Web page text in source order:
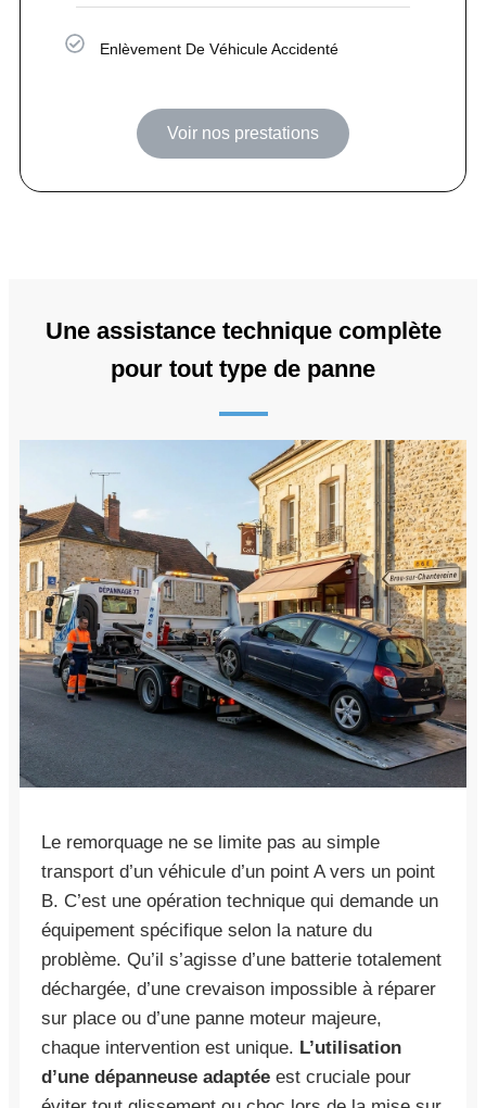
Enlèvement De Véhicule Accidenté
Voir nos prestations
Une assistance technique complète
pour tout type de panne
Le remorquage ne se limite pas au simple
transport d’un véhicule d’un point A vers un point
B. C’est une opération technique qui demande un
équipement spécifique selon la nature du
problème. Qu’il s’agisse d’une batterie totalement
déchargée, d’une crevaison impossible à réparer
sur place ou d’une panne moteur majeure,
chaque intervention est unique. L’utilisation
d’une dépanneuse adaptée est cruciale pour